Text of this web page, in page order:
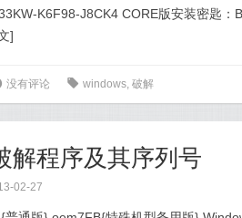
K6F98-J8CK4 CORE版安装密匙
]
没有评论 0 windows, 破解
解程序及其序列号
02-27